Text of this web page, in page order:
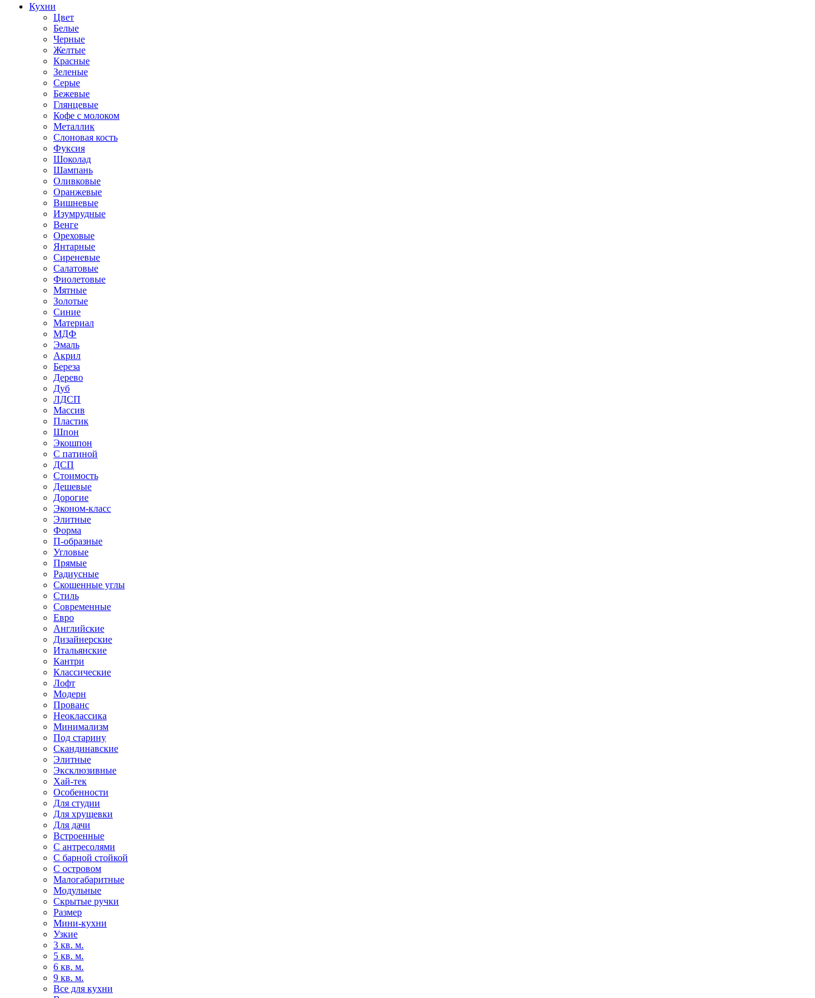
Кухни
Цвет
Белые
Черные
Желтые
Красные
Зеленые
Серые
Бежевые
Глянцевые
Кофе с молоком
Металлик
Слоновая кость
Фуксия
Шоколад
Шампань
Оливковые
Оранжевые
Вишневые
Изумрудные
Венге
Ореховые
Янтарные
Сиреневые
Салатовые
Фиолетовые
Мятные
Золотые
Синие
Материал
МДФ
Эмаль
Акрил
Береза
Дерево
Дуб
ЛДСП
Массив
Пластик
Шпон
Экошпон
С патиной
ДСП
Стоимость
Дешевые
Дорогие
Эконом-класс
Элитные
Форма
П-образные
Угловые
Прямые
Радиусные
Скошенные углы
Стиль
Современные
Евро
Английские
Дизайнерские
Итальянские
Кантри
Классические
Лофт
Модерн
Прованс
Неоклассика
Минимализм
Под старину
Скандинавские
Элитные
Эксклюзивные
Хай-тек
Особенности
Для студии
Для хрущевки
Для дачи
Встроенные
С антресолями
С барной стойкой
С островом
Малогабаритные
Модульные
Скрытые ручки
Размер
Мини-кухни
Узкие
3 кв. м.
5 кв. м.
6 кв. м.
9 кв. м.
Все для кухни